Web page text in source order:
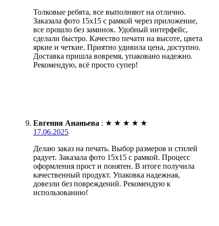
Толковые ребята, все выполняют на отлично.
Заказала фото 15х15 с рамкой через приложение,
все прошло без заминок. Удобный интерфейс,
сделали быстро. Качество печати на высоте, цвета
яркие и четкие. Приятно удивила цена, доступно.
Доставка пришла вовремя, упаковано надежно.
Рекомендую, всё просто супер!
Евгения Ананьева : ★ ★ ★ ★ ★
17.06.2025
Делаю заказ на печать. Выбор размеров и стилей
радует. Заказала фото 15х15 с рамкой. Процесс
оформления прост и понятен. В итоге получила
качественный продукт. Упаковка надежная,
довезли без повреждений. Рекомендую к
использованию!